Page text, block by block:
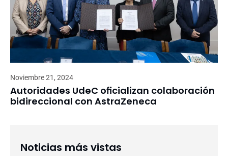
Noviembre 21, 2024
Autoridades UdeC oficializan colaboración
bidireccional con AstraZeneca
Noticias más vistas